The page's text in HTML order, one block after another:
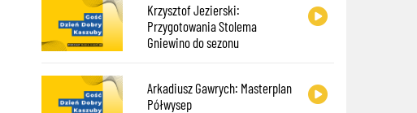
Krzysztof Jezierski:
Przygotowania Stolema
Gniewino do sezonu
Arkadiusz Gawrych: Masterplan
Półwysep